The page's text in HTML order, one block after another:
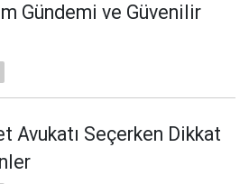
Gündemi ve Güvenilir
Avukatı Seçerken Dikkat